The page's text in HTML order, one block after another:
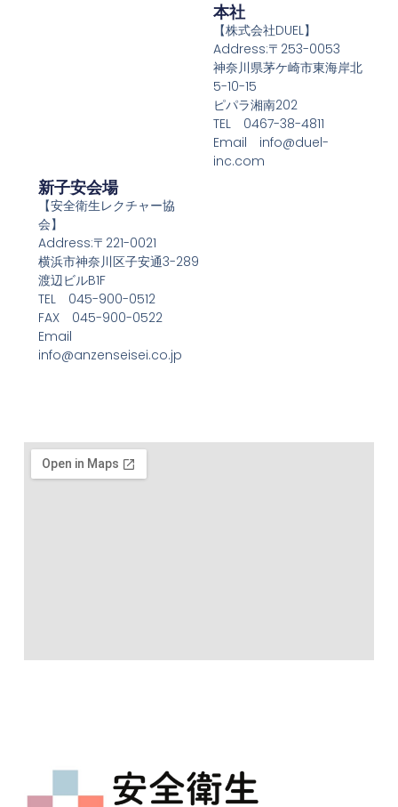
本社
【株式会社DUEL】
Address:〒253-0053
神奈川県茅ケ崎市東海岸北
5-10-15
ピパラ湘南202
TEL 0467-38-4811
Email info@duel-
inc.com
新子安会場
【安全衛生レクチャー協
会】
Address:〒221-0021
横浜市神奈川区子安通3-289
渡辺ビルB1F
TEL 045-900-0512
FAX 045-900-0522
Email
info@anzenseisei.co.jp